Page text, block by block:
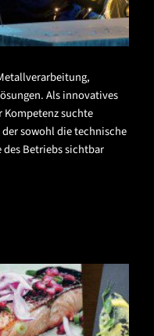
Als innovatives
suchte
sowohl die technische
Betriebs sichtbar